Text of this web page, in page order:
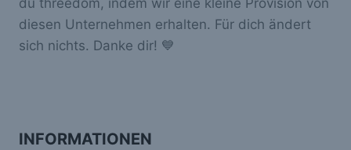
du threedom, indem wir eine kleine Provision von
diesen Unternehmen erhalten. Für dich ändert
sich nichts. Danke dir! 💙
INFORMATIONEN